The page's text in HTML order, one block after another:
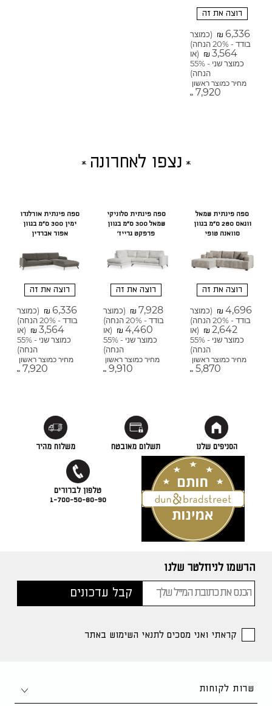
רוצה את זה
₪ 6,336
(כמוצר
בודד - 20% הנחה)
₪ 3,564
(או
כמוצר שני - 55%
הנחה)
מחיר כמוצר ראשון
₪ 7,920
נצפו לאחרונה
ספה פינתית שמאל
ווגאס 280 ס"מ בגוון
סוואנה טופי
רוצה את זה
₪ 4,696
(כמוצר
בודד - 20% הנחה)
₪ 2,642
(או
כמוצר שני - 55%
הנחה)
מחיר כמוצר ראשון
₪ 5,870
ספה פינתית סלוניקי
שמאל 300 ס"מ בגוון
פרפקט גרייז'
רוצה את זה
₪ 7,928
(כמוצר
בודד - 20% הנחה)
₪ 4,460
(או
כמוצר שני - 55%
הנחה)
מחיר כמוצר ראשון
₪ 9,910
ספה פינתית אורלנדו
ימין 300 ס"מ בגוון
אפור אברדין
רוצה את זה
₪ 6,336
(כמוצר
בודד - 20% הנחה)
₪ 3,564
(או
כמוצר שני - 55%
הנחה)
מחיר כמוצר ראשון
₪ 7,920
הסניפים שלנו תשלום מאובטח משלוח מהיר
1-700-50-80-90
הרשמו לניוזלטר שלנו
קראתי ואני מסכים לתנאי השימוש באתר
שרות לקוחות